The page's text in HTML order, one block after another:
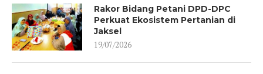
Rakor Bidang Petani DPD-DPC
Perkuat Ekosistem Pertanian di
Jaksel
19/07/2026